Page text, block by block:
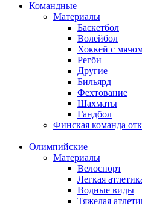
Командные
Материалы
Баскетбол
Волейбол
Хоккей с
Регби
Другие
Бильярд
Фехтование
Шахматы
Гандбол
Финская команда
Олимпийские
Материалы
Велоспорт
Легкая
Водные виды
Тяжелая